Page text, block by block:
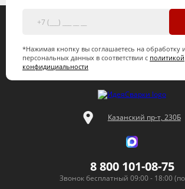
*Нажимая кнопку вы соглашаетесь на обработку
персональных данных в соответствии с политикой
конфидициальности
Казанский пр-т, 230Б
8 800 101-08-75
Звонок бесплатный 09:00 - 18:00